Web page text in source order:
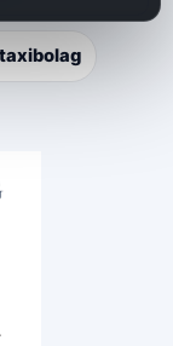
taxibolag